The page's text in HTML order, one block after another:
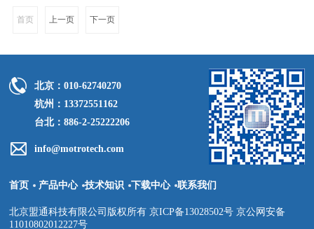
首页 上一页 下一页
北京：010-62740270
杭州：13372551162
台北：886-2-25222206
info@motrotech.com
首页 产品中心 技术知识 下载中心 联系我们
北京盟通科技有限公司版权所有 京ICP备13028502号 京公网安备
11010802012227号